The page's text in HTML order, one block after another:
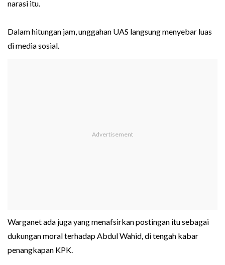
narasi itu.
Dalam hitungan jam, unggahan UAS langsung menyebar luas
di media sosial.
Warganet ada juga yang menafsirkan postingan itu sebagai
dukungan moral terhadap Abdul Wahid, di tengah kabar
penangkapan KPK.